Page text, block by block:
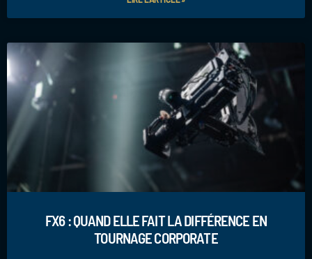
FX6 : QUAND ELLE FAIT LA DIFFÉRENCE EN
TOURNAGE CORPORATE